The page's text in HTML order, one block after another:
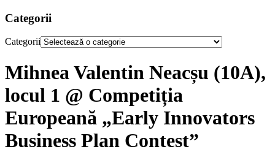
Categorii
Categorii
Mihnea Valentin Neacșu (10A),
locul 1 @ Competiția
Europeană „Early Innovators
Business Plan Contest”